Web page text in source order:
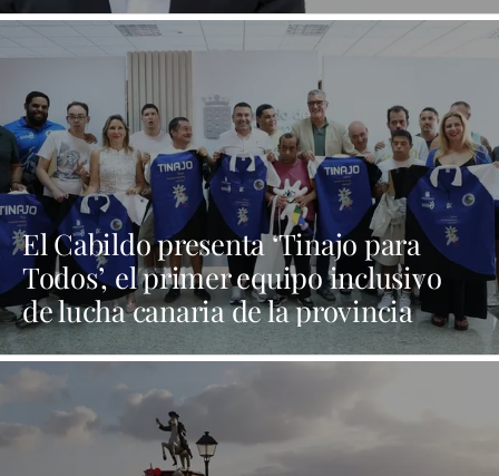
El Cabildo presenta ‘Tinajo para
Todos’, el primer equipo inclusivo
de lucha canaria de la provincia